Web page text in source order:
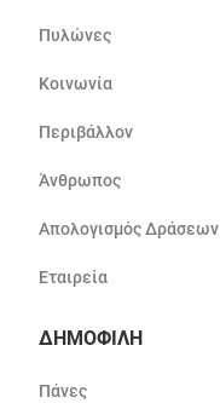
Πυλώνες
Κοινωνία
Περιβάλλον
Άνθρωπος
Απολογισμός Δράσεων
Εταιρεία
ΔΗΜΟΦΙΛΗ
Πάνες